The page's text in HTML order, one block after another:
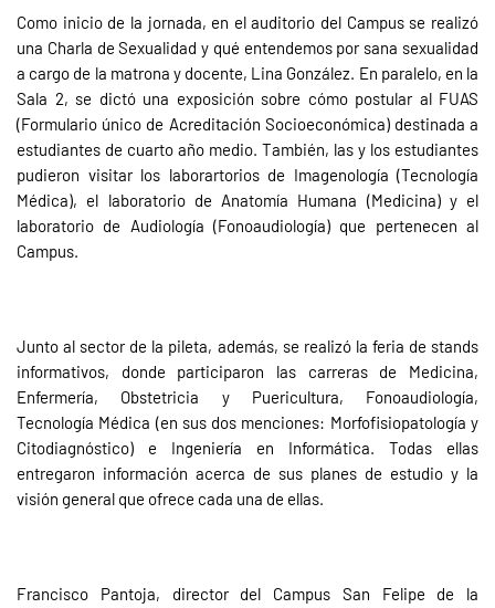
Como inicio de la jornada, en el auditorio del Campus se realizó
una Charla de Sexualidad y qué entendemos por sana sexualidad
a cargo de la matrona y docente, Lina González. En paralelo, en la
Sala 2, se dictó una exposición sobre cómo postular al FUAS
(Formulario único de Acreditación Socioeconómica) destinada a
estudiantes de cuarto año medio. También, las y los estudiantes
pudieron visitar los laborartorios de Imagenología (Tecnología
Médica), el laboratorio de Anatomía Humana (Medicina) y el
laboratorio de Audiología (Fonoaudiología) que pertenecen al
Campus.
Junto al sector de la pileta, además, se realizó la feria de stands
informativos, donde participaron las carreras de Medicina,
Enfermería, Obstetricia y Puericultura, Fonoaudiología,
Tecnología Médica (en sus dos menciones: Morfofisiopatología y
Citodiagnóstico) e Ingeniería en Informática. Todas ellas
entregaron información acerca de sus planes de estudio y la
visión general que ofrece cada una de ellas.
Francisco Pantoja, director del Campus San Felipe de la